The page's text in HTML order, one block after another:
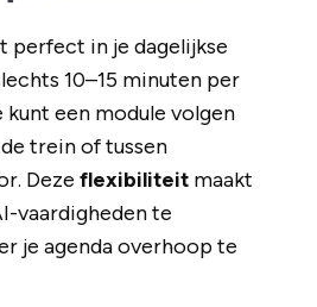
perfect in je dagelijkse
10–15 minuten per
kunt een module volgen
trein of tussen
Deze flexibiliteitmaakt
vaardigheden te
je agenda overhoop te